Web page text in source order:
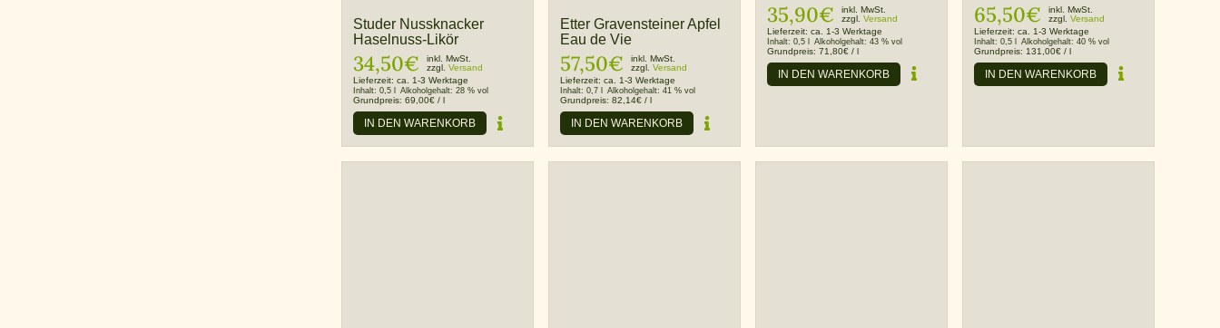
Studer Nussknacker
Haselnuss-Likör
34,50€
inkl. MwSt.
zzgl. Versand
Lieferzeit: ca. 1-3 Werktage
Inhalt: 0,5 l Alkoholgehalt: 28 % vol
Grundpreis: 69,00€ / l
IN DEN WARENKORB
Etter Gravensteiner Apfel
Eau de Vie
57,50€
inkl. MwSt.
zzgl. Versand
Lieferzeit: ca. 1-3 Werktage
Inhalt: 0,7 l Alkoholgehalt: 41 % vol
Grundpreis: 82,14€ / l
IN DEN WARENKORB
35,90€
inkl. MwSt.
zzgl. Versand
Lieferzeit: ca. 1-3 Werktage
Inhalt: 0,5 l Alkoholgehalt: 43 % vol
Grundpreis: 71,80€ / l
IN DEN WARENKORB
65,50€
inkl. MwSt.
zzgl. Versand
Lieferzeit: ca. 1-3 Werktage
Inhalt: 0,5 l Alkoholgehalt: 40 % vol
Grundpreis: 131,00€ / l
IN DEN WARENKORB